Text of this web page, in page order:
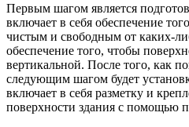
Первым шагом является
включает в себя обеспечение
чистым и свободным от каких-
обеспечение того, чтобы
вертикальной. После того, как
следующим шагом будет
включает в себя разметку и
поверхности здания с помощью